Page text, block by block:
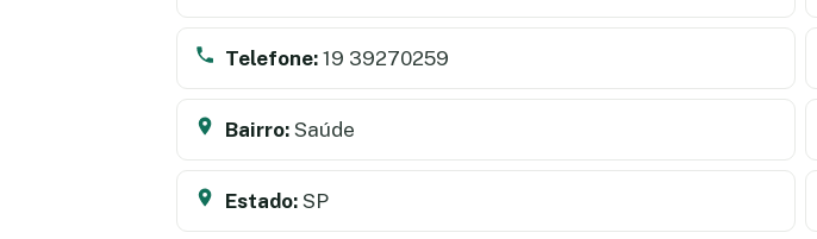
Telefone: 19 39270259
Bairro: Saúde
Estado: SP